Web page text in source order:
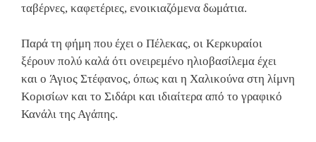
ταβέρνες, καφετέριες, ενοικιαζόμενα δωμάτια.
Παρά τη φήμη που έχει ο Πέλεκας, οι Κερκυραίοι
ξέρουν πολύ καλά ότι ονειρεμένο ηλιοβασίλεμα έχει
και ο Άγιος Στέφανος, όπως και η Χαλικούνα στη λίμνη
Κορισίων και το Σιδάρι και ιδιαίτερα από το γραφικό
Κανάλι της Αγάπης.